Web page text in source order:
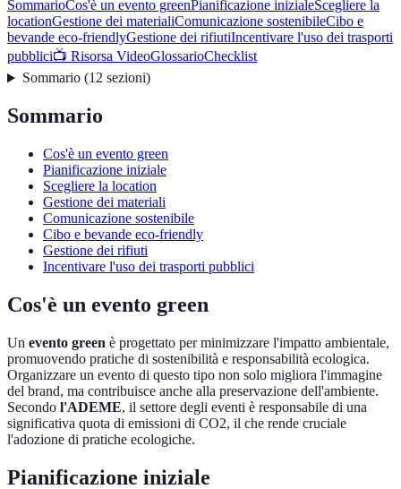
SommarioCos'è un evento greenPianificazione inizialeScegliere la
locationGestione dei materialiComunicazione sostenibileCibo e
bevande eco-friendlyGestione dei rifiutiIncentivare l'uso dei trasporti
pubblici📺 Risorsa VideoGlossarioChecklist
Sommario(12 sezioni)
Sommario
Cos'è un evento green
Pianificazione iniziale
Scegliere la location
Gestione dei materiali
Comunicazione sostenibile
Cibo e bevande eco-friendly
Gestione dei rifiuti
Incentivare l'uso dei trasporti pubblici
Cos'è un evento green
Un evento green è progettato per minimizzare l'impatto ambientale,
promuovendo pratiche di sostenibilità e responsabilità ecologica.
Organizzare un evento di questo tipo non solo migliora l'immagine
del brand, ma contribuisce anche alla preservazione dell'ambiente.
Secondo l'ADEME, il settore degli eventi è responsabile di una
significativa quota di emissioni di CO2, il che rende cruciale
l'adozione di pratiche ecologiche.
Pianificazione iniziale